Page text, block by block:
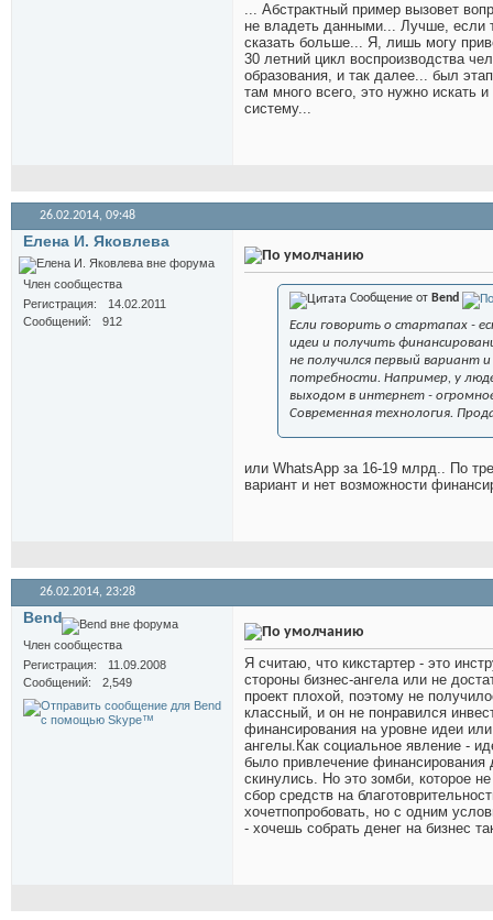
... Абстрактный пример вызовет
не владеть данными... Лучше, если
сказать больше... Я, лишь могу
30 летний цикл воспроизводства
образования, и так далее... был
там много всего, это нужно искать
систему...
26.02.2014, 09:48
Елена И. Яковлева
Член сообщества
Регистрация
14.02.2011
Сообщений
912
Сообщение от Bend
Если говорить о стартапах -
идеи и получить
не получился первый вариант
потребности. Например, у
выходом в интернет -
Современная технология.
или WhatsApp за 16-19 млрд.. По
вариант и нет возможности
26.02.2014, 23:28
Bend
Член сообщества
Регистрация
11.09.2008
Сообщений
2,549
Я считаю, что кикстартер - это
стороны бизнес-ангела или не
проект плохой, поэтому не
классный, и он не понравился
финансирования на уровне идеи
ангелы.Как социальное явление -
было привлечение финансирования
скинулись. Но это зомби, которое
сбор средств на
хочетпопробовать, но с одним
- хочешь собрать денег на бизнес